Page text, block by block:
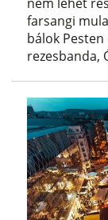
farsangi
bálok
rezesbanda,